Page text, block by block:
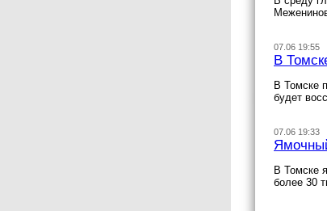
07.06 19:55
В
В Томске
будет
07.06 19:33
В Томске
более 30